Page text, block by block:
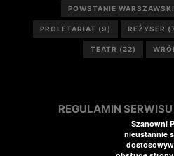
POWSTANIE
PROLETARIAT (9) REŻYSER
TEATR (22)
REGULAMIN
Szanowni
nieustannie